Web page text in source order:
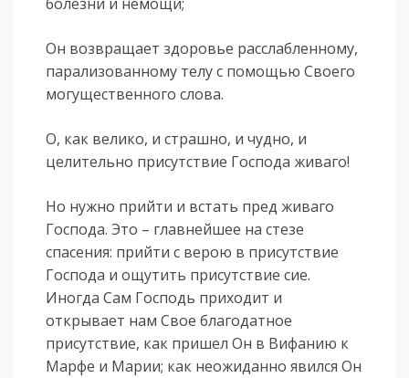
Он возвращает здоровье расслабленному,
парализованному телу с помощью Своего
могущественного слова.
О, как велико, и страшно, и чудно, и
целительно присутствие Господа живаго!
Но нужно прийти и встать пред живаго
Господа. Это – главнейшее на стезе
спасения: прийти с верою в присутствие
Господа и ощутить присутствие сие.
Иногда Сам Господь приходит и
открывает нам Свое благодатное
присутствие, как пришел Он в Вифанию к
Марфе и Марии; как неожиданно явился Он